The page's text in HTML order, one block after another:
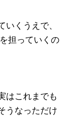
くうえで、
担っていくの
はこれまでも
うなっただけ